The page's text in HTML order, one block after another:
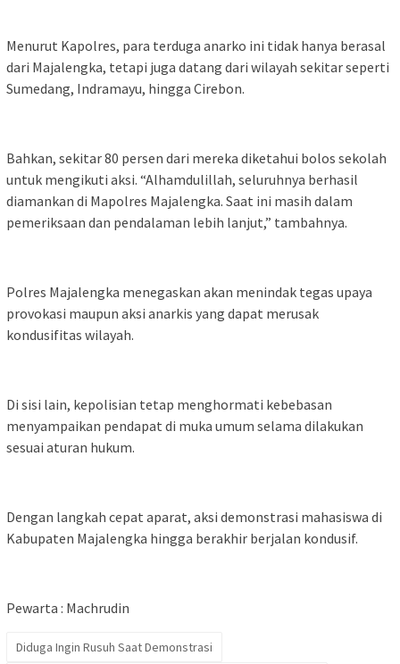
Menurut Kapolres, para terduga anarko ini tidak hanya berasal
dari Majalengka, tetapi juga datang dari wilayah sekitar seperti
Sumedang, Indramayu, hingga Cirebon.
Bahkan, sekitar 80 persen dari mereka diketahui bolos sekolah
untuk mengikuti aksi. “Alhamdulillah, seluruhnya berhasil
diamankan di Mapolres Majalengka. Saat ini masih dalam
pemeriksaan dan pendalaman lebih lanjut,” tambahnya.
Polres Majalengka menegaskan akan menindak tegas upaya
provokasi maupun aksi anarkis yang dapat merusak
kondusifitas wilayah.
Di sisi lain, kepolisian tetap menghormati kebebasan
menyampaikan pendapat di muka umum selama dilakukan
sesuai aturan hukum.
Dengan langkah cepat aparat, aksi demonstrasi mahasiswa di
Kabupaten Majalengka hingga berakhir berjalan kondusif.
Pewarta : Machrudin
Diduga Ingin Rusuh Saat Demonstrasi